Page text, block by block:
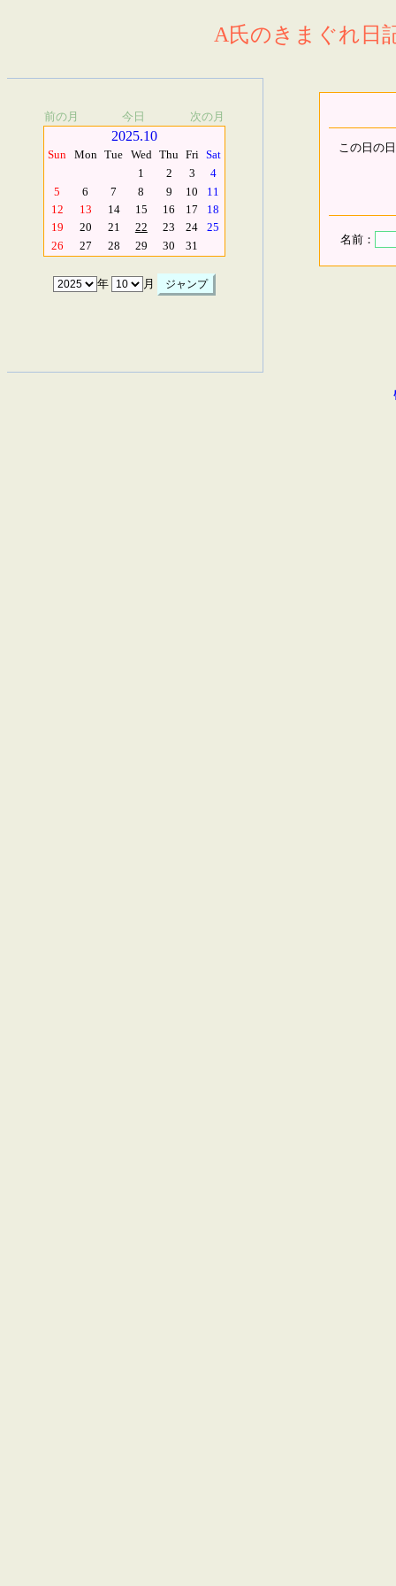
A氏のきまぐれ日
前の月 今日 次の月
2025.10
Sun Mon Tue Wed Thu Fri Sat
1
2 3
4
5
6 7 8 9 10
11
12
13 14 15 16 17
18
19
20 21 22 23 24
25
26
27 28 29 30 31
年 月
この日の
名前：